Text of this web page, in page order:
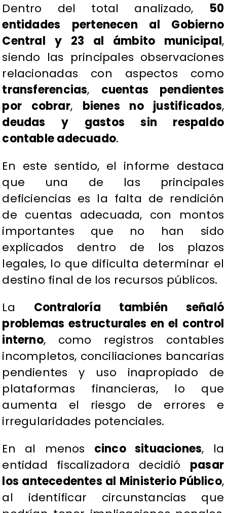
Dentro del total analizado, 50
entidades pertenecen al Gobierno
Central y 23 al ámbito municipal,
siendo las principales observaciones
relacionadas con aspectos como
transferencias, cuentas pendientes
por cobrar, bienes no justificados,
deudas y gastos sin respaldo
contable adecuado.
En este sentido, el informe destaca
que una de las principales
deficiencias es la falta de rendición
de cuentas adecuada, con montos
importantes que no han sido
explicados dentro de los plazos
legales, lo que dificulta determinar el
destino final de los recursos públicos.
La Contraloría también señaló
problemas estructurales en el control
interno, como registros contables
incompletos, conciliaciones bancarias
pendientes y uso inapropiado de
plataformas financieras, lo que
aumenta el riesgo de errores e
irregularidades potenciales.
En al menos cinco situaciones, la
entidad fiscalizadora decidió pasar
los antecedentes al Ministerio Público,
al identificar circunstancias que